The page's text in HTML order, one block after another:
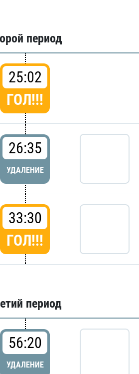
период
25:02
ГОЛ!!!
26:35
УДАЛЕНИЕ
33:30
ГОЛ!!!
период
56:20
УДАЛЕНИЕ